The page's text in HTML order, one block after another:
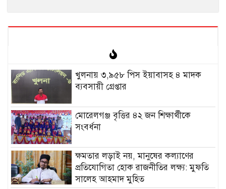
খুলনায় ৩,৯৫৮ পিস ইয়াবাসহ ৪ মাদক
ব্যবসায়ী গ্রেপ্তার
মোরেলগঞ্জ বৃত্তির ৪২ জন শিক্ষার্থীকে
সংবর্ধনা
ক্ষমতার লড়াই নয়, মানুষের কল্যাণের
প্রতিযোগিতা হোক রাজনীতির লক্ষ্য: মুফতি
সালেহ আহমাদ মুহিত